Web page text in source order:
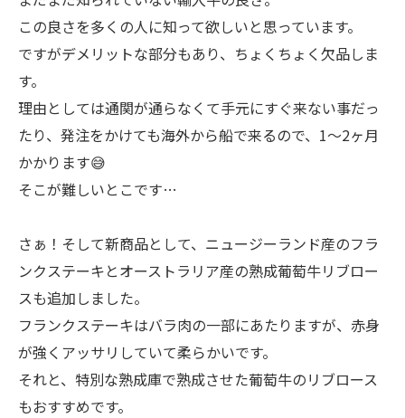
この良さを多くの人に知って欲しいと思っています。
ですがデメリットな部分もあり、ちょくちょく欠品しま
す。
理由としては通関が通らなくて手元にすぐ来ない事だっ
たり、発注をかけても海外から船で来るので、1〜2ヶ月
かかります😅
そこが難しいとこです…
さぁ！そして新商品として、ニュージーランド産のフラ
ンクステーキとオーストラリア産の熟成葡萄牛リブロー
スも追加しました。
フランクステーキはバラ肉の一部にあたりますが、赤身
が強くアッサリしていて柔らかいです。
それと、特別な熟成庫で熟成させた葡萄牛のリブロース
もおすすめです。